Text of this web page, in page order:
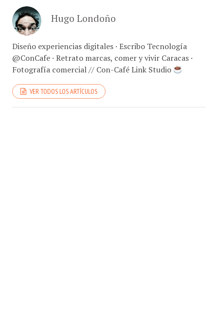
Hugo Londoño
Diseño experiencias digitales · Escribo Tecnología
@ConCafe · Retrato marcas, comer y vivir Caracas ·
Fotografía comercial // Con-Café Link Studio
VER TODOS LOS ARTÍCULOS